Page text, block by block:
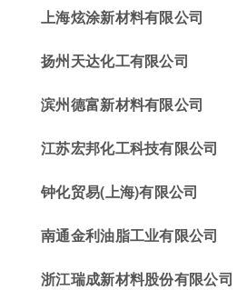
上海炫涂新材料有限公司
扬州天达化工有限公司
滨州德富新材料有限公司
江苏宏邦化工科技有限公司
钟化贸易(上海)有限公司
南通金利油脂工业有限公司
浙江瑞成新材料股份有限公司